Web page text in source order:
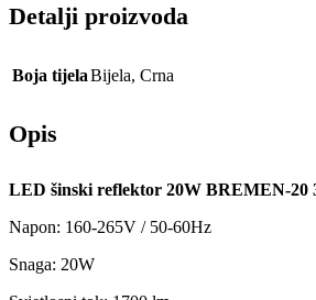
Detalji proizvoda
Boja tijelaBijela, Crna
Opis
LED šinski reflektor 20W BREMEN-20
Napon: 160-265V / 50-60Hz
Snaga: 20W